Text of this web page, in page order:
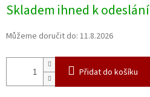
cena:
Skladem ihned k odeslání
Můžeme doručit do: 11.8.2026
Přidat do košíku